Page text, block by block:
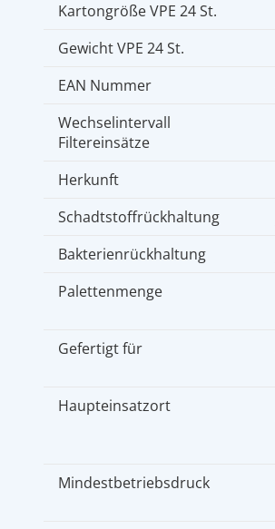
Kartongröße VPE 24 St.
Gewicht VPE 24 St.
EAN Nummer
Wechselintervall
Filtereinsätze
Herkunft
Schadtstoffrückhaltung
Bakterienrückhaltung
Palettenmenge
Gefertigt für
Haupteinsatzort
Mindestbetriebsdruck